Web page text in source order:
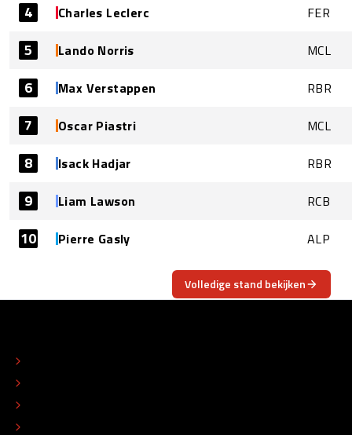
4 Charles Leclerc FER
5 Lando Norris MCL
6 Max Verstappen RBR
7 Oscar Piastri MCL
8 Isack Hadjar RBR
9 Liam Lawson RCB
10 Pierre Gasly ALP
Volledige stand bekijken